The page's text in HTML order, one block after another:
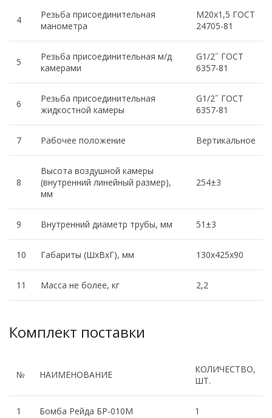
4
Резьба присоединительная
манометра
М20х1,5 ГОСТ
24705-81
5
Резьба присоединительная м/д
камерами
G1/2˝ ГОСТ
6357-81
6
Резьба присоединительная
жидкостной камеры
G1/2˝ ГОСТ
6357-81
7 Рабочее положение Вертикальное
8
Высота воздушной камеры
(внутренний линейный размер),
мм
254±3
9 Внутренний диаметр трубы, мм 51±3
10 Габариты (ШхВхГ), мм 130х425х90
11 Масса не более, кг 2,2
Комплект поставки
№ НАИМЕНОВАНИЕ
КОЛИЧЕСТВО,
ШТ.
1 Бомба Рейда БР-010М 1